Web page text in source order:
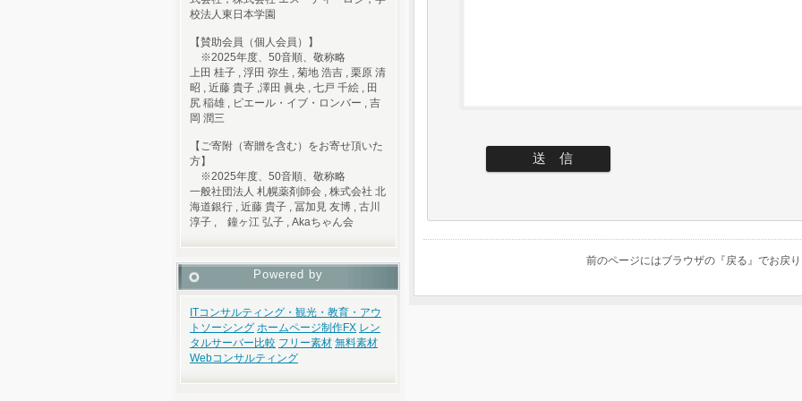
前のページにはブラウザの『戻る』でお戻り
校法人東日本学園
【賛助会員（個人会員）】
※2025年度、50音順、敬称略
上田 桂子 , 浮田 弥生 , 菊地 浩吉 , 栗原 清
昭 , 近藤 貴子 ,澤田 眞央 , 七戸 千絵 , 田
尻 稲雄 , ピエール・イブ・ロンバー , 吉
岡 潤三
【ご寄附（寄贈を含む）をお寄せ頂いた
方】
※2025年度、50音順、敬称略
一般社団法人 札幌薬剤師会 , 株式会社 北
海道銀行 , 近藤 貴子 , 冨加見 友博 , 古川
淳子 , 鐘ヶ江 弘子 , Akaちゃん会
Powered by
ITコンサルティング・観光・教育・アウ
トソーシング ホームページ制作FX レン
タルサーバー比較 フリー素材 無料素材
Webコンサルティング